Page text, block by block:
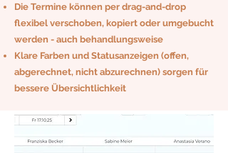
Die Termine können per drag-and-drop
flexibel verschoben, kopiert oder umgebucht
werden - auch behandlungsweise
Klare Farben und Statusanzeigen (offen,
abgerechnet, nicht abzurechnen) sorgen für
bessere Übersichtlichkeit